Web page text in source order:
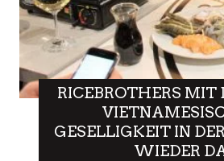
RICEBROTHERS MIT
GESELLIGKEIT IN
WIEDER